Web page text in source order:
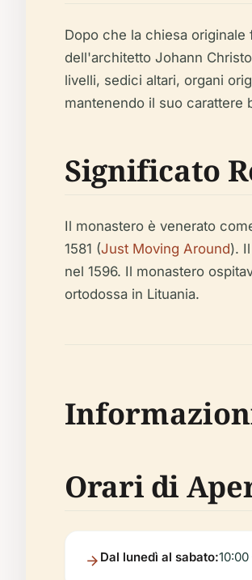
Dopo che la chiesa
dell'architetto Johann
livelli, sedici altari, organi
mantenendo il suo carattere
Significato
Il monastero è venerato
1581 (Just Moving Around).
nel 1596. Il monastero
ortodossa in Lituania.
Orari di
Dal lunedì al sabato:10:00